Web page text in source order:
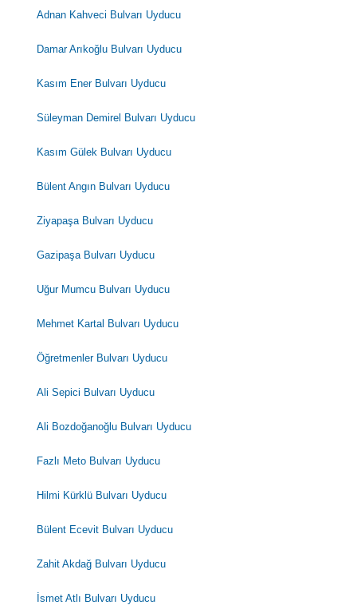
Adnan Kahveci Bulvarı Uyducu
Damar Arıkoğlu Bulvarı Uyducu
Kasım Ener Bulvarı Uyducu
Süleyman Demirel Bulvarı Uyducu
Kasım Gülek Bulvarı Uyducu
Bülent Angın Bulvarı Uyducu
Ziyapaşa Bulvarı Uyducu
Gazipaşa Bulvarı Uyducu
Uğur Mumcu Bulvarı Uyducu
Mehmet Kartal Bulvarı Uyducu
Öğretmenler Bulvarı Uyducu
Ali Sepici Bulvarı Uyducu
Ali Bozdoğanoğlu Bulvarı Uyducu
Fazlı Meto Bulvarı Uyducu
Hilmi Kürklü Bulvarı Uyducu
Bülent Ecevit Bulvarı Uyducu
Zahit Akdağ Bulvarı Uyducu
İsmet Atlı Bulvarı Uyducu